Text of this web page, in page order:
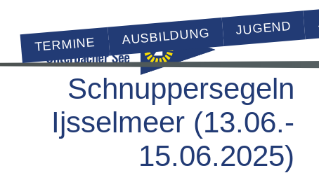
TERMINE AUSBILDUNG JUGEND
Schnuppersegeln
Ijsselmeer (13.06.-
15.06.2025)